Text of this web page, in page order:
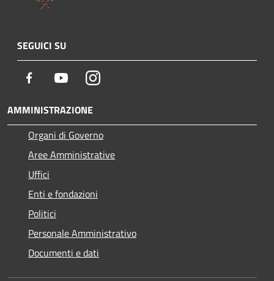
SEGUICI SU
Facebook YoutubeInstagram
AMMINISTRAZIONE
Organi di Governo
Aree Amministrative
Uffici
Enti e fondazioni
Politici
Personale Amministrativo
Documenti e dati